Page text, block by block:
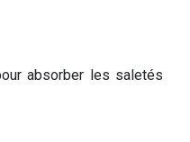
absorber les saletés